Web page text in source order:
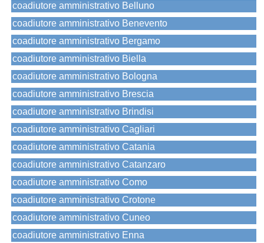
coadiutore amministrativo Belluno
coadiutore amministrativo Benevento
coadiutore amministrativo Bergamo
coadiutore amministrativo Biella
coadiutore amministrativo Bologna
coadiutore amministrativo Brescia
coadiutore amministrativo Brindisi
coadiutore amministrativo Cagliari
coadiutore amministrativo Catania
coadiutore amministrativo Catanzaro
coadiutore amministrativo Como
coadiutore amministrativo Crotone
coadiutore amministrativo Cuneo
coadiutore amministrativo Enna